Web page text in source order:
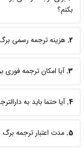
بکنم؟
2. هزینه ترجمه رسمی
3. آیا امکان ترجمه فوری
4. آیا حتما باید به
5. مدت اعتبار ترجمه